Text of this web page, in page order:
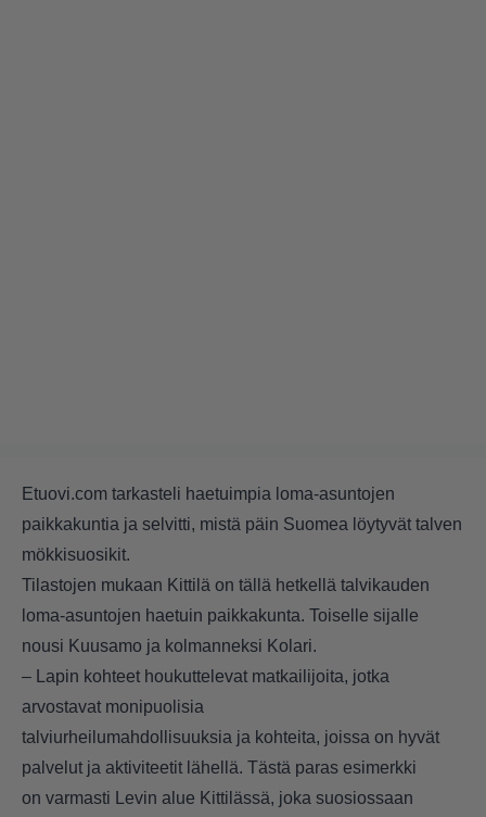
Etuovi.com tarkasteli haetuimpia loma-asuntojen
paikkakuntia ja selvitti, mistä päin Suomea löytyvät talven
mökkisuosikit.
Tilastojen mukaan Kittilä on tällä hetkellä talvikauden
loma-asuntojen haetuin paikkakunta. Toiselle sijalle
nousi Kuusamo ja kolmanneksi Kolari.
– Lapin kohteet houkuttelevat matkailijoita, jotka
arvostavat monipuolisia
talviurheilumahdollisuuksia ja kohteita, joissa on hyvät
palvelut ja aktiviteetit lähellä. Tästä paras esimerkki
on varmasti Levin alue Kittilässä, joka suosiossaan